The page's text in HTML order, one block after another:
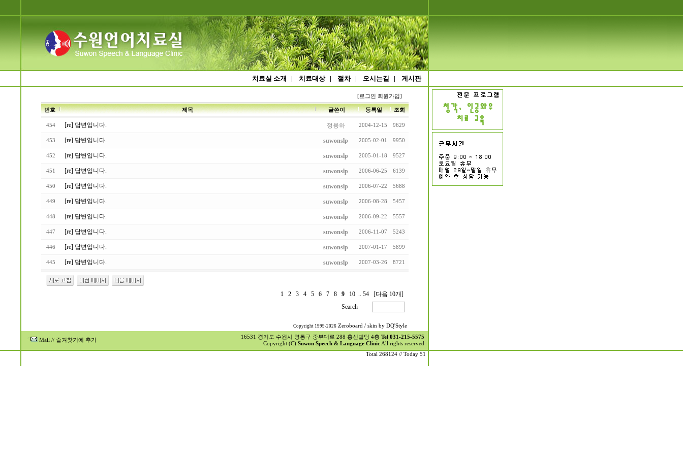
치료실 소개 | 치료대상| 절차| 오시는길 | 게시판
[로그인 회원가입]
번호 제목 글쓴이 등록일 조회
454 [re] 답변입니다. 정용하 2004-12-15 9629
453 [re] 답변입니다. suwonslp 2005-02-01 9950
452 [re] 답변입니다. suwonslp 2005-01-18 9527
451 [re] 답변입니다. suwonslp 2006-06-25 6139
450 [re] 답변입니다. suwonslp 2006-07-22 5688
449 [re] 답변입니다. suwonslp 2006-08-28 5457
448 [re] 답변입니다. suwonslp 2006-09-22 5557
447 [re] 답변입니다. suwonslp 2006-11-07 5243
446 [re] 답변입니다. suwonslp 2007-01-17 5899
445 [re] 답변입니다. suwonslp 2007-03-26 8721
1 2 3 4 5 6 7 8 9 10 .. 54
[다음 10개]
Search
Copyright 1999-2026 Zeroboard / skin by DQ'Style
Mail // 즐겨찾기에 추가
16531 경기도 수원시 영통구 중부대로 288 홍신빌딩 4층 Tel 031-215-5575
Copyright (C) Suwon Speech & Language Clinic All rights reserved
Total 268124 // Today 51